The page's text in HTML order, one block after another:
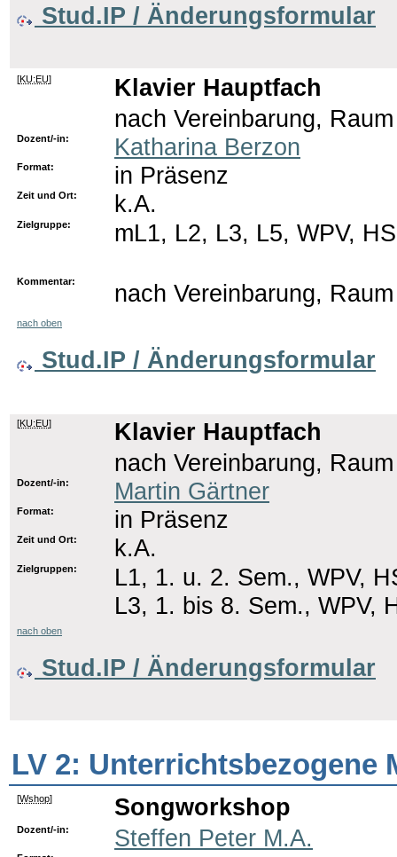
Stud.IP / Änderungsformular
[KU:EU]
Klavier Hauptfach
nach Vereinbarung,
Dozent/-in: Katharina Berzon
Format: in Präsenz
Zeit und Ort: k.A.
Zielgruppe: mL1, L2, L3, L5, WPV, HS
Kommentar: nach Vereinbarung,
nach oben
Stud.IP / Änderungsformular
[KU:EU]
Klavier Hauptfach
nach Vereinbarung,
Dozent/-in: Martin Gärtner
Format: in Präsenz
Zeit und Ort: k.A.
Zielgruppen:
L1, 1. u. 2. Sem., WPV,
L3, 1. bis 8. Sem., WPV,
nach oben
Stud.IP / Änderungsformular
LV 2: Unterrichtsbezogene
[Wshop] Songworkshop
Dozent/-in: Steffen Peter M.A.